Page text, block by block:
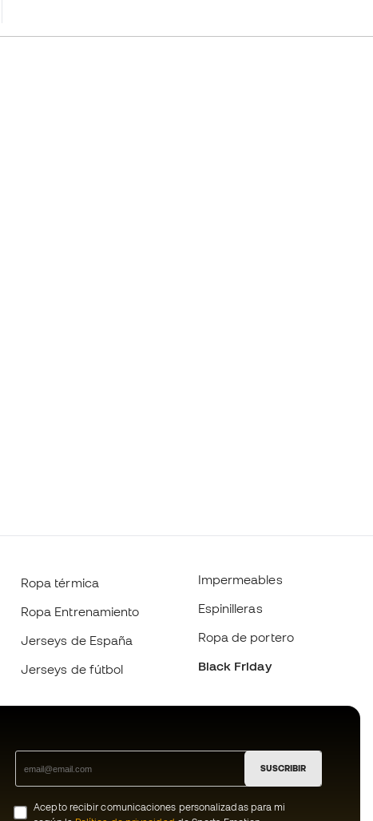
Ropa térmica
Ropa Entrenamiento
Jerseys de España
Jerseys de fútbol
Impermeables
Espinilleras
Ropa de portero
Black Friday
SUSCRIBIR
Acepto recibir comunicaciones personalizadas para mi